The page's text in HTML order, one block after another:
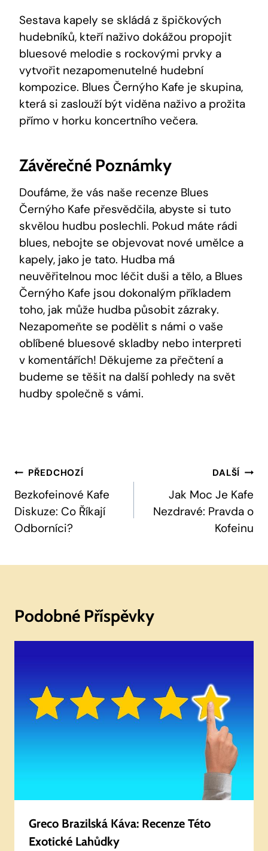
Sestava kapely se skládá z špičkových
hudebníků, kteří naživo dokážou propojit
bluesové melodie s rockovými prvky a
vytvořit nezapomenutelné hudební
kompozice. Blues Černýho Kafe je skupina,
která si zaslouží být viděna naživo a prožita
přímo v horku koncertního večera.
Závěrečné Poznámky
Doufáme, že vás naše recenze Blues
Černýho Kafe přesvědčila, abyste si tuto
skvělou hudbu poslechli. Pokud máte rádi
blues, nebojte se objevovat nové umělce a
kapely, jako je tato. Hudba má
neuvěřitelnou moc léčit duši a tělo, a Blues
Černýho Kafe jsou dokonalým příkladem
toho, jak může hudba působit zázraky.
Nezapomeňte se podělit s námi o vaše
oblíbené bluesové skladby nebo interpreti
v komentářích! Děkujeme za přečtení a
budeme se těšit na další pohledy na svět
hudby společně s vámi.
Navigace
Pro
Příspěvek
PŘEDCHOZÍ
Bezkofeinové Kafe
Diskuze: Co Říkají
Odborníci?
DALŠÍ
Jak Moc Je Kafe
Nezdravé: Pravda o
Kofeinu
Podobné Příspěvky
Greco Brazilská Káva: Recenze Této
Exotické Lahůdky